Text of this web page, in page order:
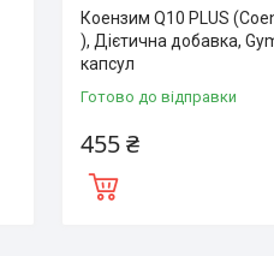
Коензим Q10 PLUS
), Дієтична добавка,
капсул
Готово до відправки
455 ₴